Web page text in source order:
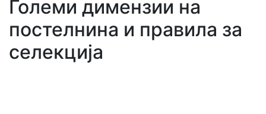
Големи димензии на
постелнина и правила за
селекција